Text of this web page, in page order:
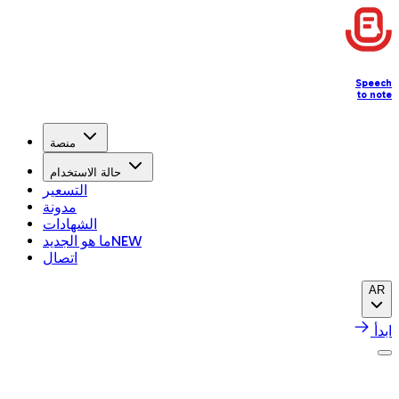
Speech
to note
منصة
حالة الاستخدام
التسعير
مدونة
الشهادات
ما هو الجديدNEW
اتصال
AR
ابدأ